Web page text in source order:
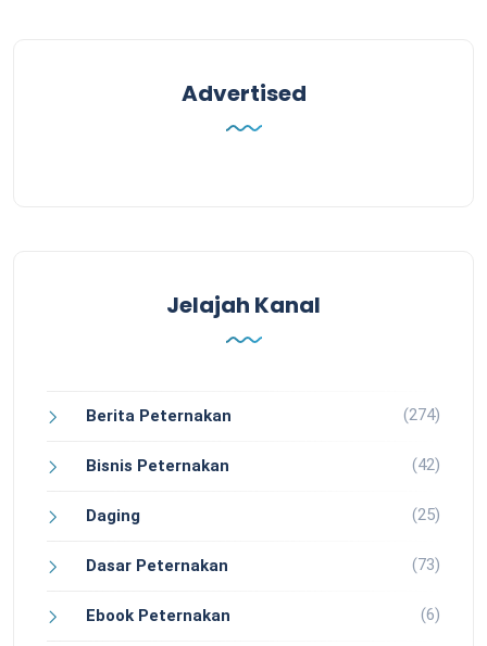
Advertised
Jelajah Kanal
Berita Peternakan (274)
Bisnis Peternakan (42)
Daging (25)
Dasar Peternakan (73)
Ebook Peternakan (6)